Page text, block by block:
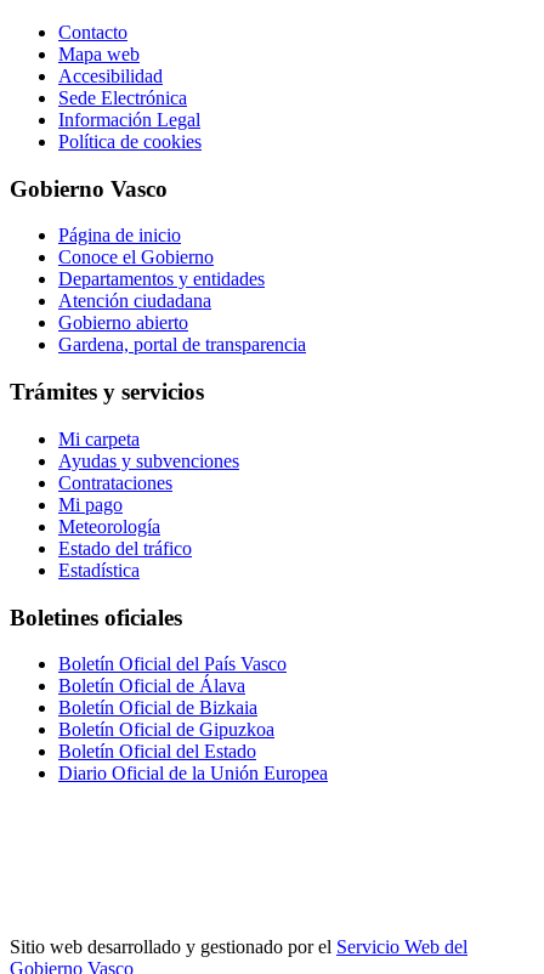
Contacto
Mapa web
Accesibilidad
Sede Electrónica
Información Legal
Política de cookies
Gobierno Vasco
Página de inicio
Conoce el Gobierno
Departamentos y entidades
Atención ciudadana
Gobierno abierto
Gardena, portal de transparencia
Trámites y servicios
Mi carpeta
Ayudas y subvenciones
Contrataciones
Mi pago
Meteorología
Estado del tráfico
Estadística
Boletines oficiales
Boletín Oficial del País Vasco
Boletín Oficial de Álava
Boletín Oficial de Bizkaia
Boletín Oficial de Gipuzkoa
Boletín Oficial del Estado
Diario Oficial de la Unión Europea
Sitio web desarrollado y gestionado por el Servicio Web del
Gobierno Vasco